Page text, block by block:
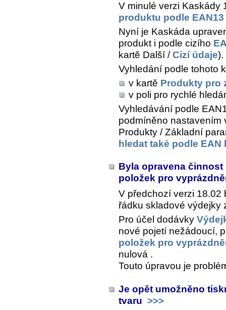
V minulé verzi Kaskády
produktu podle
Nyní je Kaskáda
produkt i podle cizího
kartě Další / Cizí údaje).
Vyhledání podle tohoto
v kartě Produkty pro
v poli pro rychlé
Vyhledávání podle
podmíněno nastavením
Produkty / Základní
hledat také podle EAN
Byla opravena
položek pro
V předchozí verzi 18.02
řádku skladové výdejky
Pro účel dodávky
nové pojetí nežádoucí,
položek pro
nulová .
Touto úpravou je
Je opět umožněno
tvaru >>>